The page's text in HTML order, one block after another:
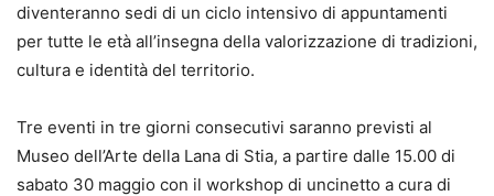
diventeranno sedi di un ciclo intensivo di appuntamenti
per tutte le età all’insegna della valorizzazione di tradizioni,
cultura e identità del territorio.
Tre eventi in tre giorni consecutivi saranno previsti al
Museo dell’Arte della Lana di Stia, a partire dalle 15.00 di
sabato 30 maggio con il workshop di uncinetto a cura di